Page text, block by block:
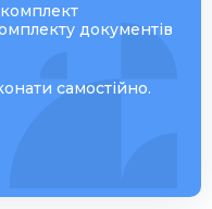
документів
самостійно.